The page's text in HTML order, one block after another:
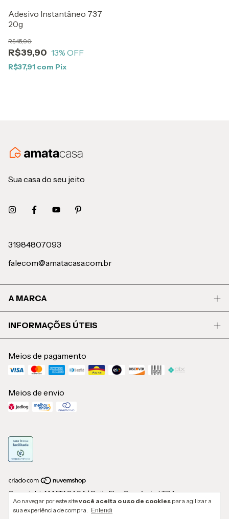
Ao navegar por este sitevocê aceita o uso de cookies para agilizar a
sua experiência de compra.
Entendi
Adesivo Instantâneo 737
20g
R$39,90
R$45,90
13% OFF
R$37,91 com Pix
Sua casa do seu jeito
31984807093
falecom@amatacasa.com.br
A MARCA
INFORMAÇÕES ÚTEIS
Meios de pagamento
Meios de envio
Copyright AMATACASA | Beija Flor Comércio LTDA -
58276245000126 - 2026. Todos os direitos reservados.